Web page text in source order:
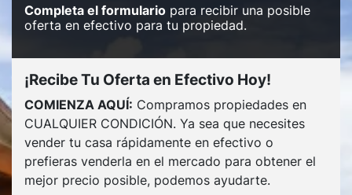
Completa el formulario para recibir una posible
oferta en efectivo para tu propiedad.
¡Recibe Tu Oferta en Efectivo Hoy!
COMIENZA AQUÍ: Compramos propiedades en
CUALQUIER CONDICIÓN. Ya sea que necesites
vender tu casa rápidamente en efectivo o
prefieras venderla en el mercado para obtener el
mejor precio posible, podemos ayudarte.